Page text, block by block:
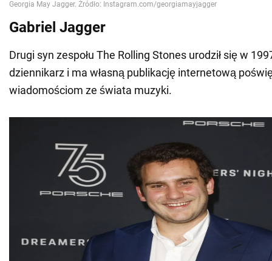
Gabriel Jagger
Drugi syn zespołu The Rolling Stones urodził się w
dziennikarz i ma własną publikację internetową
wiadomościom ze świata muzyki.